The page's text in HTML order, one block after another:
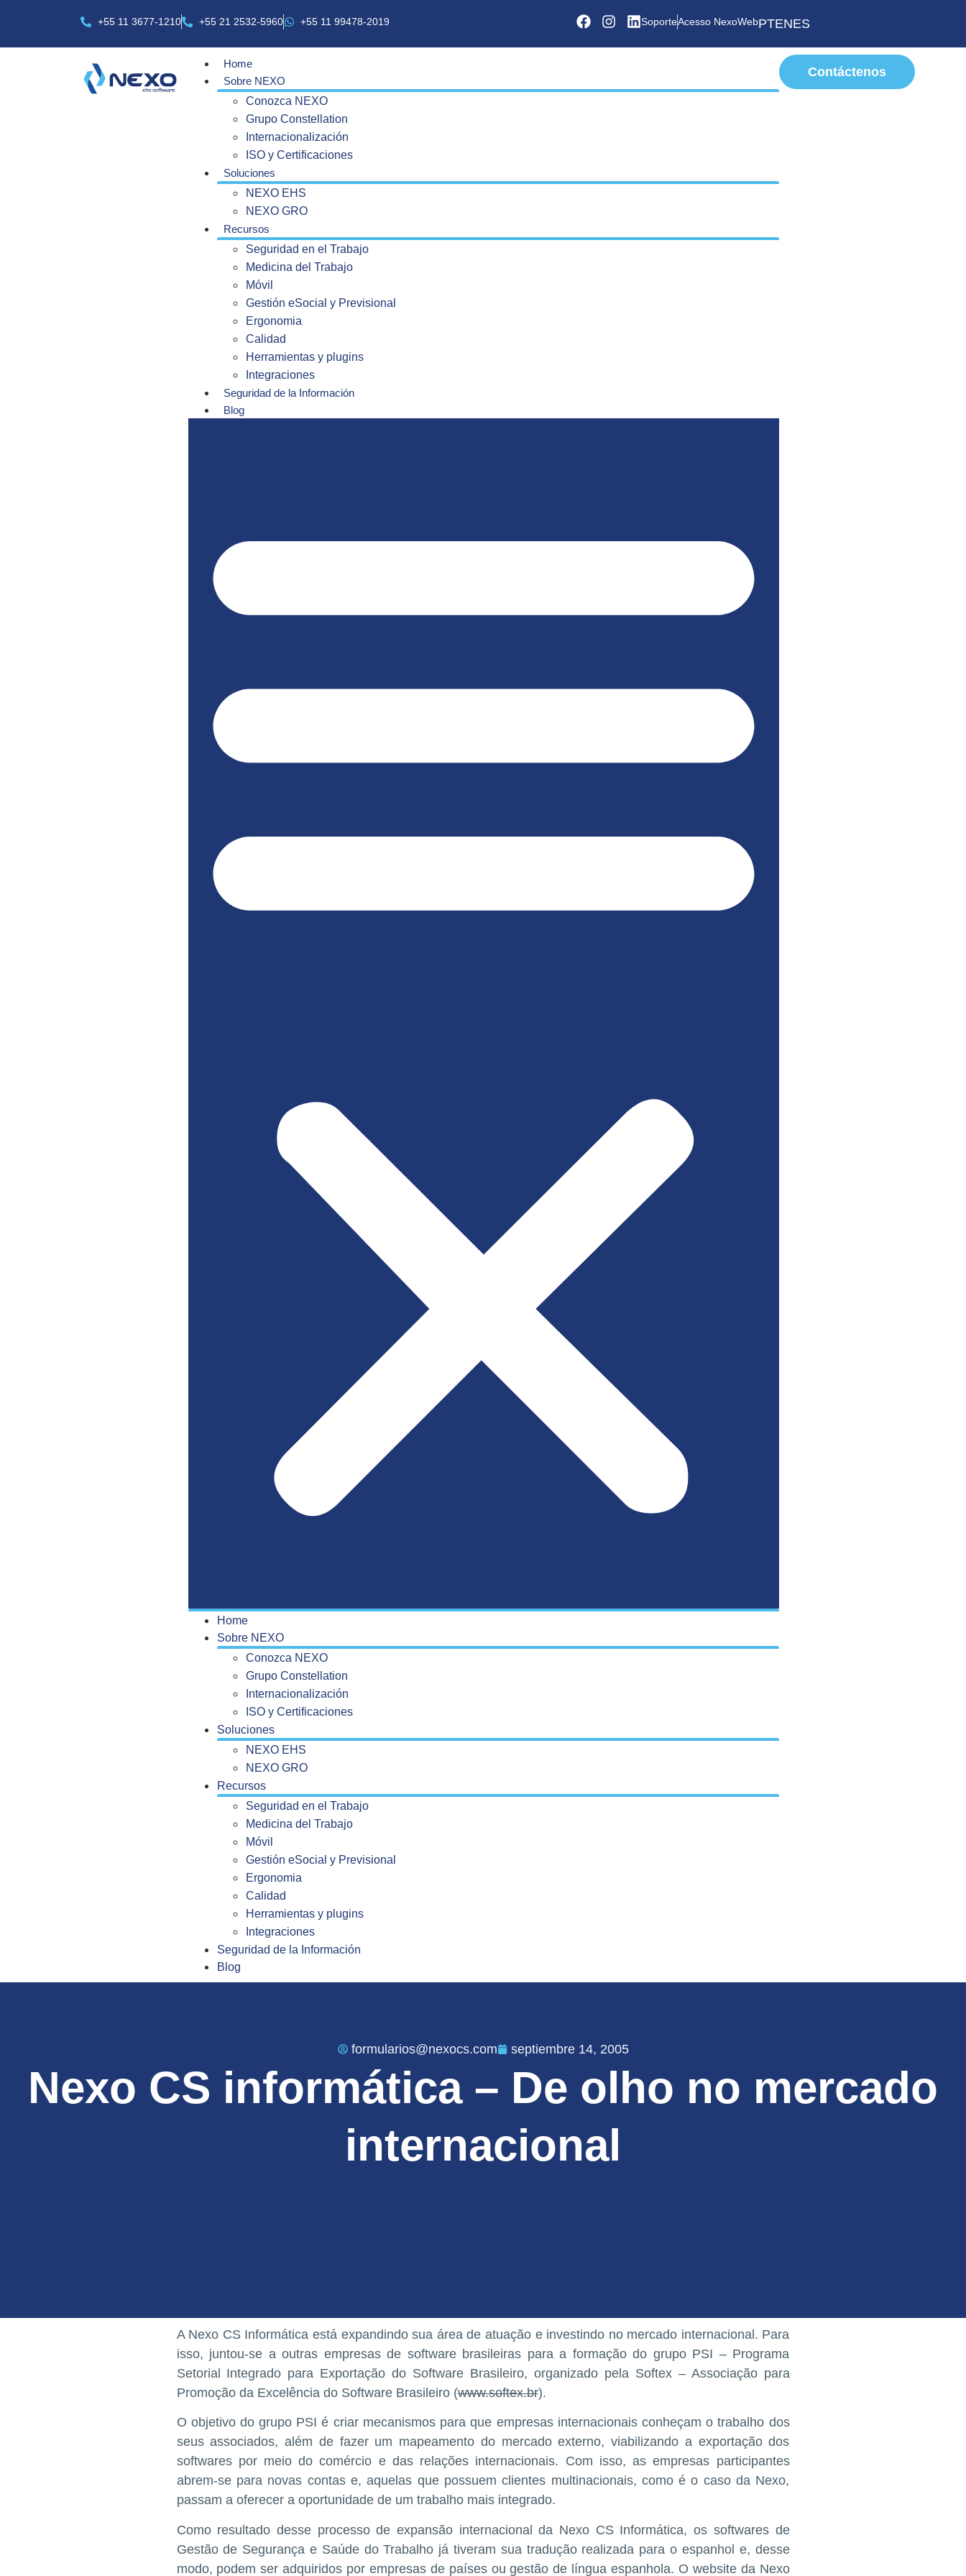
+55 11 3677-1210 +55 21 2532-5960 +55 11 99478-2019 SoporteAcesso NexoWebPTENES
Home
Sobre NEXO
Conozca NEXO
Grupo Constellation
Internacionalización
ISO y Certificaciones
Soluciones
NEXO EHS
NEXO GRO
Recursos
Seguridad en el Trabajo
Medicina del Trabajo
Móvil
Gestión eSocial y Previsional
Ergonomia
Calidad
Herramientas y plugins
Integraciones
Seguridad de la Información
Blog
Home
Sobre NEXO
Conozca NEXO
Grupo Constellation
Internacionalización
ISO y Certificaciones
Soluciones
NEXO EHS
NEXO GRO
Recursos
Seguridad en el Trabajo
Medicina del Trabajo
Móvil
Gestión eSocial y Previsional
Ergonomia
Calidad
Herramientas y plugins
Integraciones
Seguridad de la Información
Blog
Contáctenos
formularios@nexocs.com septiembre 14, 2005
Nexo CS informática – De olho no mercado
internacional
A Nexo CS Informática está expandindo sua área de atuação e investindo no mercado internacional. Para
isso, juntou-se a outras empresas de software brasileiras para a formação do grupo PSI – Programa
Setorial Integrado para Exportação do Software Brasileiro, organizado pela Softex – Associação para
Promoção da Excelência do Software Brasileiro (www.softex.br).
O objetivo do grupo PSI é criar mecanismos para que empresas internacionais conheçam o trabalho dos
seus associados, além de fazer um mapeamento do mercado externo, viabilizando a exportação dos
softwares por meio do comércio e das relações internacionais. Com isso, as empresas participantes
abrem-se para novas contas e, aquelas que possuem clientes multinacionais, como é o caso da Nexo,
passam a oferecer a oportunidade de um trabalho mais integrado.
Como resultado desse processo de expansão internacional da Nexo CS Informática, os softwares de
Gestão de Segurança e Saúde do Trabalho já tiveram sua tradução realizada para o espanhol e, desse
modo, podem ser adquiridos por empresas de países ou gestão de língua espanhola. O website da Nexo